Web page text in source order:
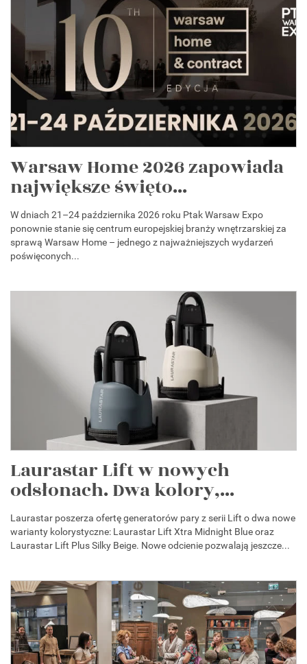
Warsaw Home 2026 zapowiada
największe święto...
W dniach 21–24 października 2026 roku Ptak Warsaw Expo
ponownie stanie się centrum europejskiej branży wnętrzarskiej za
sprawą Warsaw Home – jednego z najważniejszych wydarzeń
poświęconych...
Laurastar Lift w nowych
odsłonach. Dwa kolory,...
Laurastar poszerza ofertę generatorów pary z serii Lift o dwa nowe
warianty kolorystyczne: Laurastar Lift Xtra Midnight Blue oraz
Laurastar Lift Plus Silky Beige. Nowe odcienie pozwalają jeszcze...